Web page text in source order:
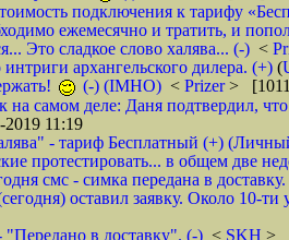
подключения к тарифу
ежемесячно и тратить, и
Это сладкое слово халява... (-) <
архангельского дилера. (+) (
(-) (IMHO) < Prizer>
на самом деле: Даня подтвердил,
11:19
- тариф Бесплатный (+)
протестировать... в общем две
смс - симка передана в
оставил заявку. Около 10-ти
"Передано в доставку". (-) < SKH >